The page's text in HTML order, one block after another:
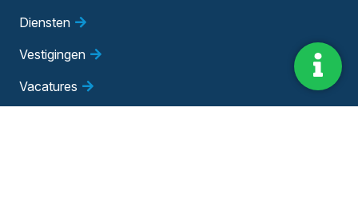
Diensten
Vestigingen
Vacatures